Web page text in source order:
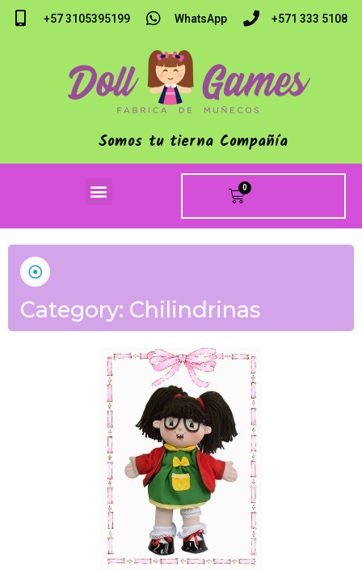
+57 3105395199 WhatsApp +571 333 5108
Somos tu tierna Compañía
0
Category: Chilindrinas